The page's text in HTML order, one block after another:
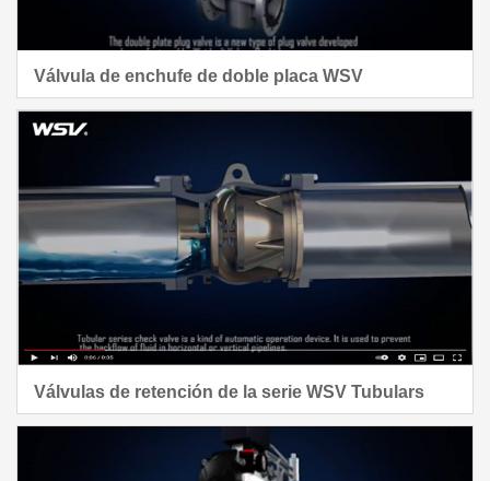
Válvula de enchufe de doble placa WSV
Válvulas de retención de la serie WSV Tubulars